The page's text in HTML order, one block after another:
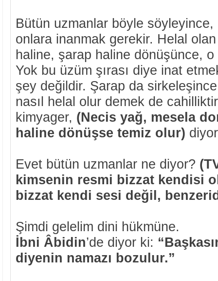
Bütün uzmanlar böyle
onlara inanmak gerekir. Helal olan
haline, şarap haline dönüşünce, o
Yok bu üzüm şırası diye inat
şey değildir. Şarap da
nasıl helal olur demek de
kimyager, (Necis yağ, mesela
haline dönüşse temiz olur)
Evet bütün uzmanlar ne diyor?
kimsenin resmi bizzat kendisi
bizzat kendi sesi değil,
Şimdi gelelim dini hükmüne.
İbni Âbidin’de diyor ki:
diyenin namazı bozulur.”